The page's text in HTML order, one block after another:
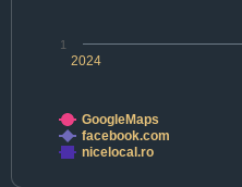
2024
1
GoogleMaps
facebook.com
nicelocal.ro